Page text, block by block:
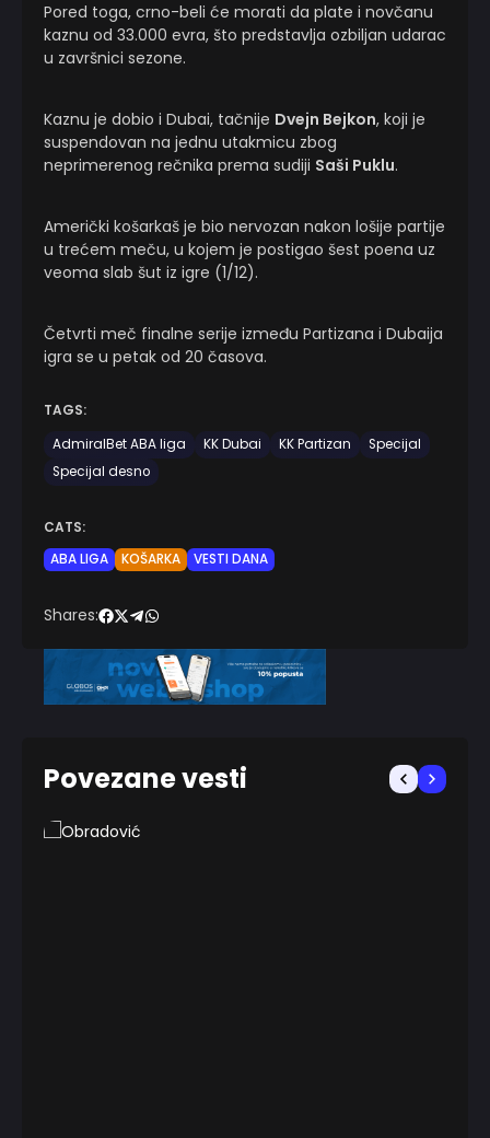
Pored toga, crno-beli će morati da plate i novčanu
kaznu od 33.000 evra, što predstavlja ozbiljan udarac
u završnici sezone.
Kaznu je dobio i Dubai, tačnije Dvejn Bejkon, koji je
suspendovan na jednu utakmicu zbog
neprimerenog rečnika prema sudiji Saši Puklu.
Američki košarkaš je bio nervozan nakon lošije partije
u trećem meču, u kojem je postigao šest poena uz
veoma slab šut iz igre (1/12).
Četvrti meč finalne serije između Partizana i Dubaija
igra se u petak od 20 časova.
TAGS:
AdmiralBet ABA liga
KK Dubai KK Partizan
Specijal
Specijal desno
CATS:
ABA LIGA
KOŠARKA VESTI DANA
Shares:
Povezane vesti